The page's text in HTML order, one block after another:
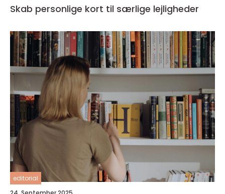
Skab personlige kort til særlige lejligheder
editorial